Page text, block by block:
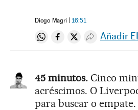
Diogo Magri 16:51
Compartir en Whatsapp
Compartir en
Compartir en
Desplegar
Añadir
45 minutos. Cinco
acréscimos. O
para buscar o empate.